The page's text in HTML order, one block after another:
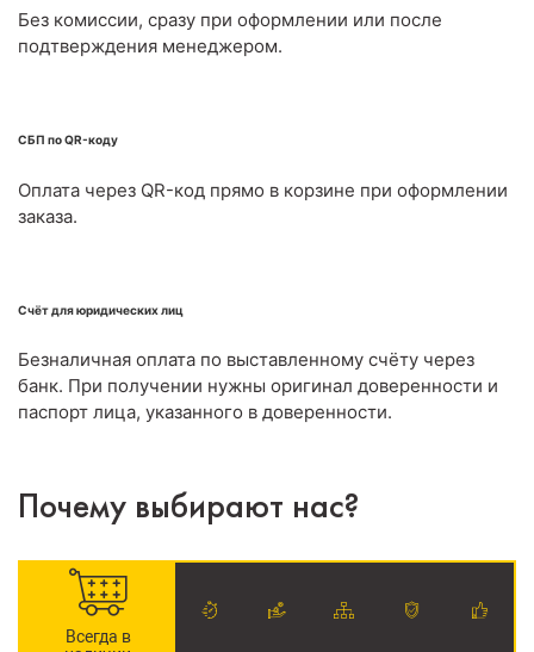
Без комиссии, сразу при оформлении или после
подтверждения менеджером.
СБП по QR-коду
Оплата через QR-код прямо в корзине при оформлении
заказа.
Счёт для юридических лиц
Безналичная оплата по выставленному счёту через
банк. При получении нужны оригинал доверенности и
паспорт лица, указанного в доверенности.
Почему выбирают нас?
Всегда в